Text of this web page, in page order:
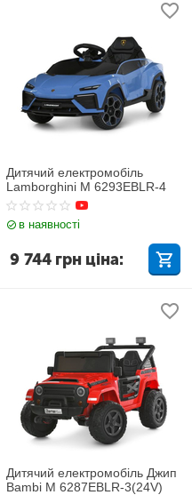
Дитячий електромобіль
Lamborghini M 6293EBLR-4
в наявності
9 744 грн ціна:
Дитячий електромобіль Джип
Bambi M 6287EBLR-3(24V)